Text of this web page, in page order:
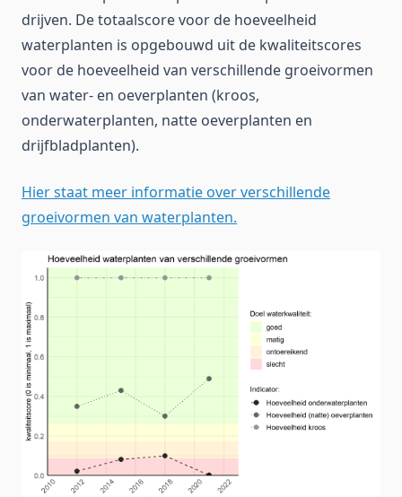
drijven. De totaalscore voor de hoeveelheid
waterplanten is opgebouwd uit de kwaliteitscores
voor de hoeveelheid van verschillende groeivormen
van water- en oeverplanten (kroos,
onderwaterplanten, natte oeverplanten en
drijfbladplanten).
Hier staat meer informatie over verschillende
groeivormen van waterplanten.